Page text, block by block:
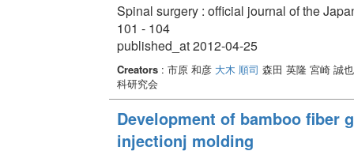
Spinal surgery : official journal of the
101 - 104
published_at 2012-04-25
Creators: 市原 和彦 大木 順司 森田 英隆 宮崎 誠
科研究会
Development of bamboo fiber
injectionj molding